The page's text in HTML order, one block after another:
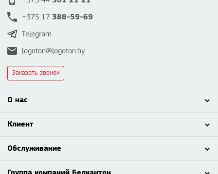
+375 17 388-59-69
Telegram
logoton@logoton.by
Заказать звонок
О нас
Клиент
Обслуживание